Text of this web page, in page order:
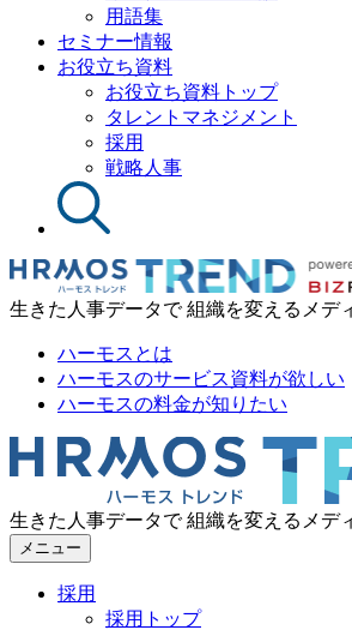
用語集
セミナー情報
お役立ち資料
お役立ち資料トップ
タレントマネジメント
採用
戦略人事
生きた人事データで 組織を変えるメデ
ハーモスとは
ハーモスのサービス資料が欲しい
ハーモスの料金が知りたい
生きた人事データで 組織を変えるメデ
メニュー
採用
採用トップ